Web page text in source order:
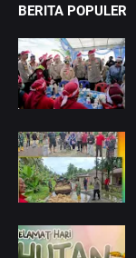
BERITA POPULER